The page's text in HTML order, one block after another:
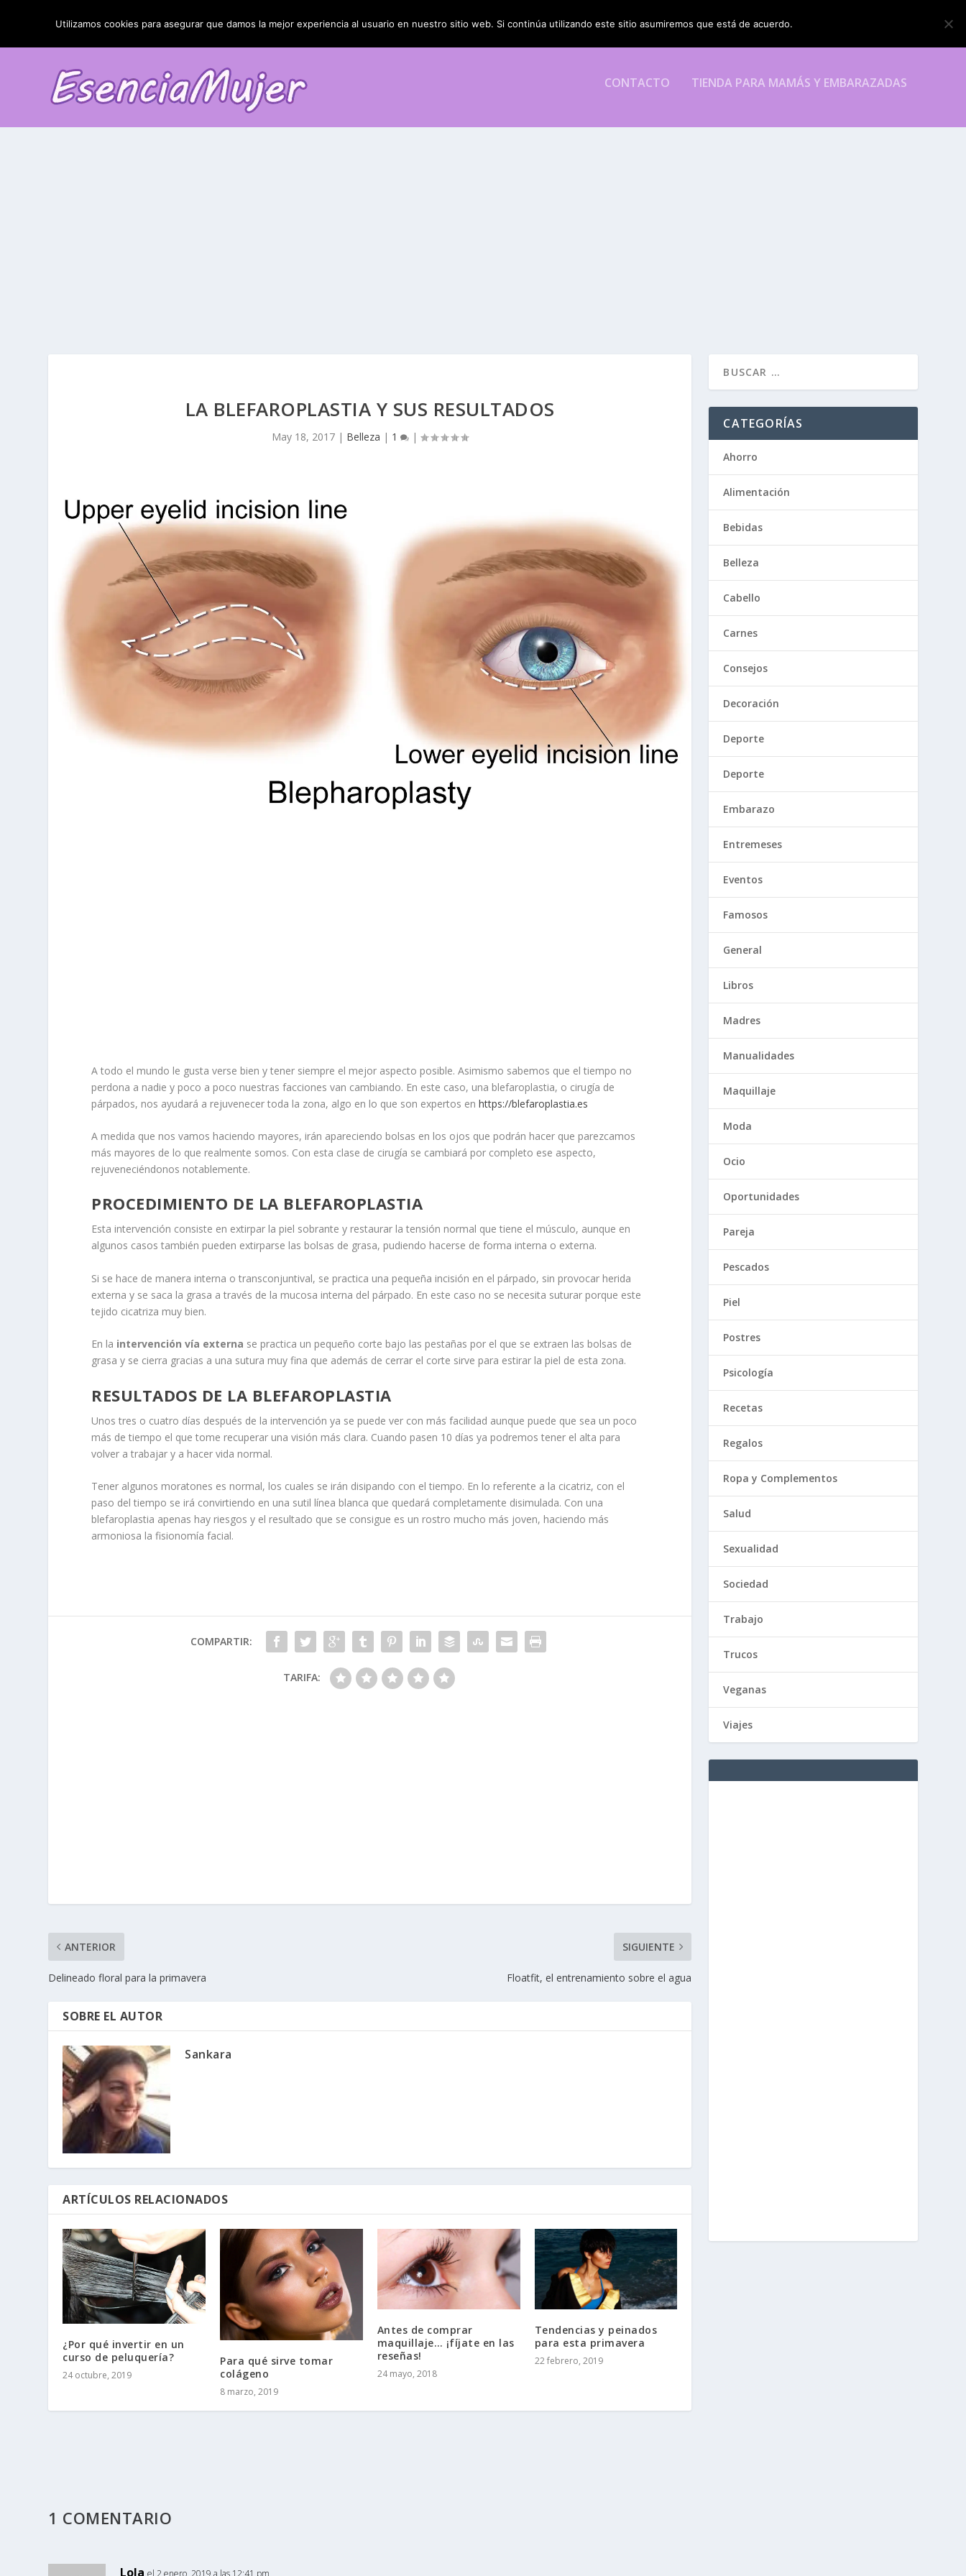
TENDENCIAS: La blefaroplastia y sus resultados
CONTACTO TIENDA PARA MAMÁS Y EMBARAZADAS
LA BLEFAROPLASTIA Y SUS RESULTADOS
May 18, 2017 | Belleza | 1 |
A todo el mundo le gusta verse bien y tener siempre el mejor aspecto posible. Asimismo sabemos que el tiempo no
perdona a nadie y poco a poco nuestras facciones van cambiando. En este caso, una blefaroplastia, o cirugía de
párpados, nos ayudará a rejuvenecer toda la zona, algo en lo que son expertos enhttps://blefaroplastia.es
A medida que nos vamos haciendo mayores, irán apareciendo bolsas en los ojos que podrán hacer que parezcamos
más mayores de lo que realmente somos. Con esta clase de cirugía se cambiará por completo ese aspecto,
rejuveneciéndonos notablemente.
PROCEDIMIENTO DE LA BLEFAROPLASTIA
Esta intervención consiste en extirpar la piel sobrante y restaurar la tensión normal que tiene el músculo, aunque en
algunos casos también pueden extirparse las bolsas de grasa, pudiendo hacerse de forma interna o externa.
Si se hace de manera interna o transconjuntival, se practica una pequeña incisión en el párpado, sin provocar herida
externa y se saca la grasa a través de la mucosa interna del párpado. En este caso no se necesita suturar porque este
tejido cicatriza muy bien.
En la intervención vía externa se practica un pequeño corte bajo las pestañas por el que se extraen las bolsas de
grasa y se cierra gracias a una sutura muy fina que además de cerrar el corte sirve para estirar la piel de esta zona.
RESULTADOS DE LA BLEFAROPLASTIA
Unos tres o cuatro días después de la intervención ya se puede ver con más facilidad aunque puede que sea un poco
más de tiempo el que tome recuperar una visión más clara. Cuando pasen 10 días ya podremos tener el alta para
volver a trabajar y a hacer vida normal.
Tener algunos moratones es normal, los cuales se irán disipando con el tiempo. En lo referente a la cicatriz, con el
paso del tiempo se irá convirtiendo en una sutil línea blanca que quedará completamente disimulada. Con una
blefaroplastia apenas hay riesgos y el resultado que se consigue es un rostro mucho más joven, haciendo más
armoniosa la fisionomía facial.
COMPARTIR:
TARIFA:
ANTERIOR
Delineado floral para la primavera
SIGUIENTE
Floatfit, el entrenamiento sobre el agua
SOBRE EL AUTOR
Sankara
ARTÍCULOS RELACIONADOS
¿Por qué invertir en un
curso de peluquería?
24 octubre, 2019
Para qué sirve tomar
colágeno
8 marzo, 2019
Antes de comprar
maquillaje… ¡fíjate en las
reseñas!
24 mayo, 2018
Tendencias y peinados
para esta primavera
22 febrero, 2019
1 COMENTARIO
Lola el 2 enero, 2019 a las 12:41 pm
CATEGORÍAS
Ahorro
Alimentación
Bebidas
Belleza
Cabello
Carnes
Consejos
Decoración
Deporte
Deporte
Embarazo
Entremeses
Eventos
Famosos
General
Libros
Madres
Manualidades
Maquillaje
Moda
Ocio
Oportunidades
Pareja
Pescados
Piel
Postres
Psicología
Recetas
Regalos
Ropa y Complementos
Salud
Sexualidad
Sociedad
Trabajo
Trucos
Veganas
Viajes
Utilizamos cookies para asegurar que damos la mejor experiencia al usuario en nuestro sitio web. Si continúa utilizando este sitio asumiremos que está de acuerdo.